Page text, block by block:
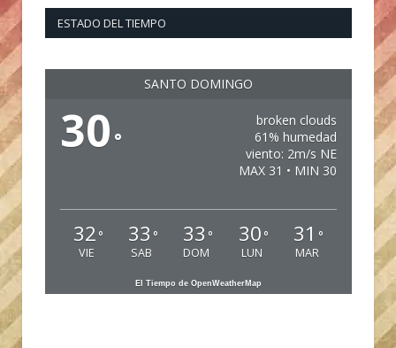
ESTADO DEL TIEMPO
SANTO DOMINGO
30 °
broken clouds
61% humedad
viento: 2m/s NE
MAX 31 • MIN 30
32 °
VIE
33 °
SAB
33 °
DOM
30 °
LUN
31 °
MAR
El Tiempo de OpenWeatherMap